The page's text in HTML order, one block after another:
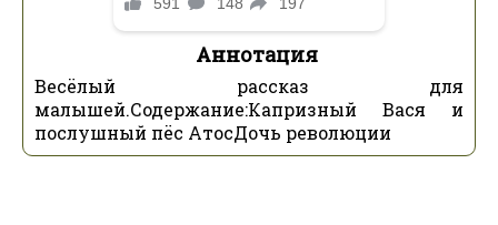
Аннотация
Весёлый рассказ для
малышей.Содержание:Капризный Вася и
послушный пёс АтосДочь революции